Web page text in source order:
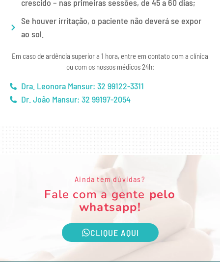
crescido – nas primeiras sessões, de 45 a 60 dias;
Se houver irritação, o paciente não deverá se expor
ao sol.
Em caso de ardência superior a 1 hora, entre em contato com a clínica
ou com os nossos médicos 24h:
Dra. Leonora Mansur: 32 99122-3311
Dr. João Mansur: 32 99197-2054
Ainda tem dúvidas?
Fale com a gente pelo
whatsapp!
CLIQUE AQUI